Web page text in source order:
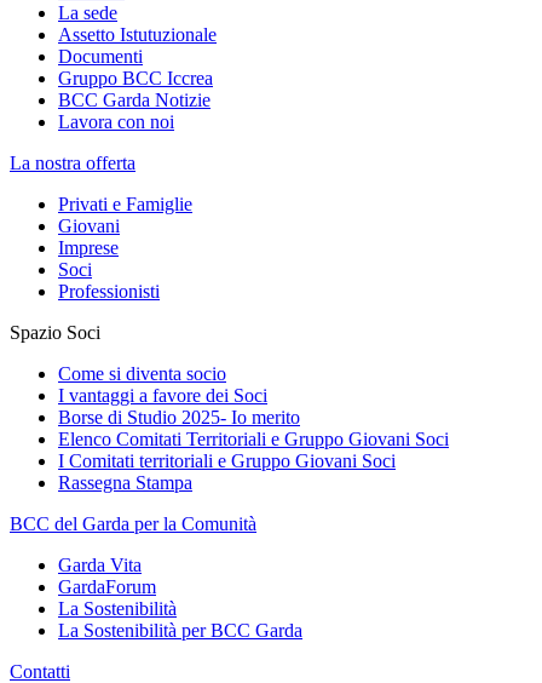
La sede
Assetto Istutuzionale
Documenti
Gruppo BCC Iccrea
BCC Garda Notizie
Lavora con noi
La nostra offerta
Privati e Famiglie
Giovani
Imprese
Soci
Professionisti
Spazio Soci
Come si diventa socio
I vantaggi a favore dei Soci
Borse di Studio 2025- Io merito
Elenco Comitati Territoriali e Gruppo Giovani Soci
I Comitati territoriali e Gruppo Giovani Soci
Rassegna Stampa
BCC del Garda per la Comunità
Garda Vita
GardaForum
La Sostenibilità
La Sostenibilità per BCC Garda
Contatti